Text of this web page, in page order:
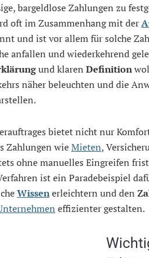
bargeldlose Zahlungen zu
oft im Zusammenhang mit der
und ist vor allem für solche
anfallen und wiederkehrend
und klaren Definition
näher beleuchten und die
bietet nicht nur
Zahlungen wieMieten,
ohne manuelles Eingreifen
ist ein Paradebeispiel
Wissenerleichtern und den
effizienter gestalten.